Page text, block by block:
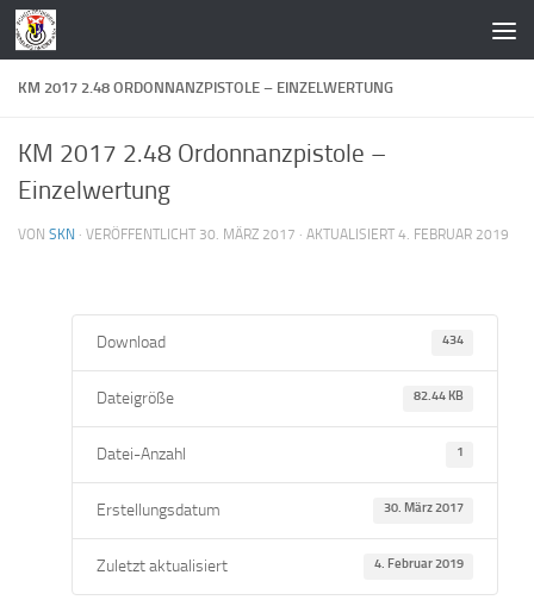
Zum Inhalt springen
KM 2017 2.48 ORDONNANZPISTOLE – EINZELWERTUNG
KM 2017 2.48 Ordonnanzpistole –
Einzelwertung
VON SKN · VERÖFFENTLICHT 30. MÄRZ 2017 · AKTUALISIERT 4. FEBRUAR 2019
Download 434
Dateigröße 82.44 KB
Datei-Anzahl 1
Erstellungsdatum 30. März 2017
Zuletzt aktualisiert 4. Februar 2019